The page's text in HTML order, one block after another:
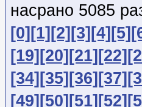
насрано 5085
[0] [1] [2] [3] [4] [5]
[19] [20] [21] [22]
[34] [35] [36] [37]
[49] [50] [51] [52]